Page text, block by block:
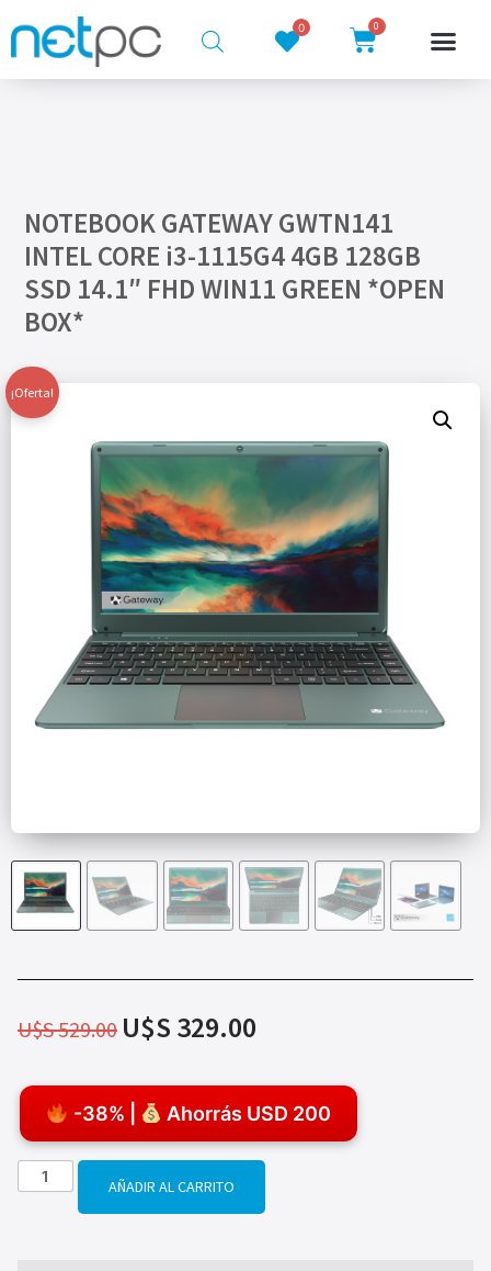
0 0
NOTEBOOK GATEWAY GWTN141
INTEL CORE i3-1115G4 4GB 128GB
SSD 14.1″ FHD WIN11 GREEN *OPEN
BOX*
¡Oferta!
U$S529.00 U$S 329.00
-38% | Ahorrás USD 200
AÑADIR AL CARRITO